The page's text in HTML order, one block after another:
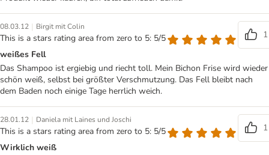
08.03.12 | Birgit mit Colin
This is a stars rating area from zero to 5: 5/5
1
weißes Fell
Das Shampoo ist ergiebig und riecht toll. Mein Bichon Frise wird wieder
schön weiß, selbst bei größter Verschmutzung. Das Fell bleibt nach
dem Baden noch einige Tage herrlich weich.
28.01.12 | Daniela mit Laines und Joschi
This is a stars rating area from zero to 5: 5/5
1
Wirklich weiß